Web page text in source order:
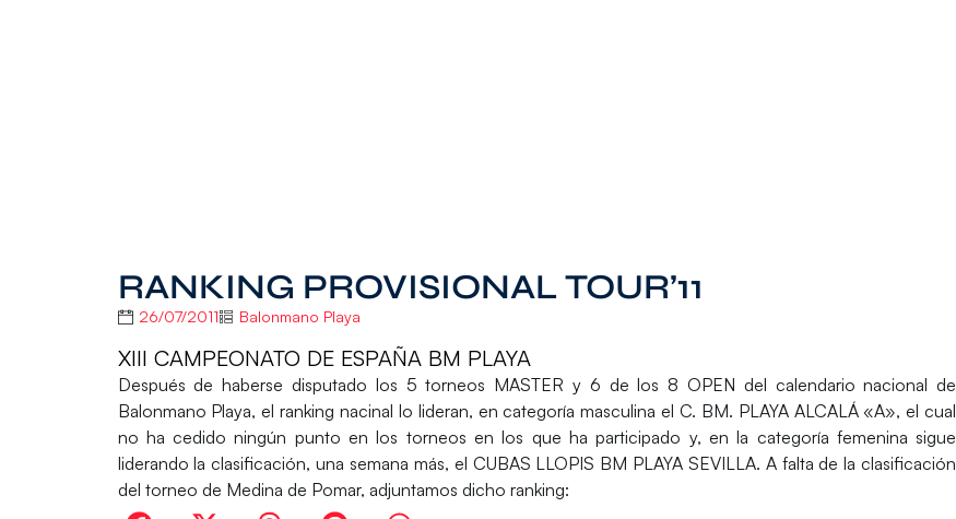
RANKING PROVISIONAL TOUR’11
26/07/2011 Balonmano Playa
XIII CAMPEONATO DE ESPAÑA BM PLAYA
Después de haberse disputado los 5 torneos MASTER y 6 de los 8 OPEN del calendario nacional de
Balonmano Playa, el ranking nacinal lo lideran, en categoría masculina el C. BM. PLAYA ALCALÁ «A», el cual
no ha cedido ningún punto en los torneos en los que ha participado y, en la categoría femenina sigue
liderando la clasificación, una semana más, el CUBAS LLOPIS BM PLAYA SEVILLA. A falta de la clasificación
del torneo de Medina de Pomar, adjuntamos dicho ranking: